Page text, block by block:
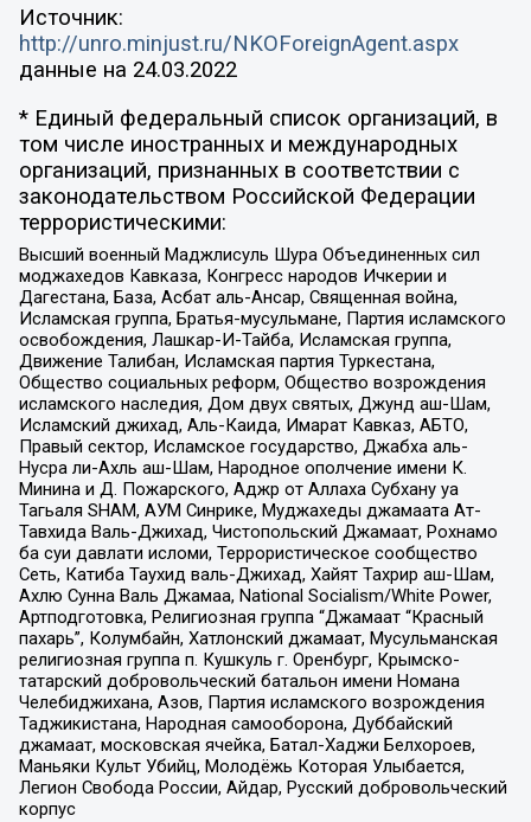
Источник:
http://unro.minjust.ru/NKOForeignAgent.aspx
данные на 24.03.2022
* Единый федеральный список организаций, в
том числе иностранных и международных
организаций, признанных в соответствии с
законодательством Российской Федерации
террористическими:
Высший военный Маджлисуль Шура Объединенных сил
моджахедов Кавказа, Конгресс народов Ичкерии и
Дагестана, База, Асбат аль-Ансар, Священная война,
Исламская группа, Братья-мусульмане, Партия исламского
освобождения, Лашкар-И-Тайба, Исламская группа,
Движение Талибан, Исламская партия Туркестана,
Общество социальных реформ, Общество возрождения
исламского наследия, Дом двух святых, Джунд аш-Шам,
Исламский джихад, Аль-Каида, Имарат Кавказ, АБТО,
Правый сектор, Исламское государство, Джабха аль-
Нусра ли-Ахль аш-Шам, Народное ополчение имени К.
Минина и Д. Пожарского, Аджр от Аллаха Субхану уа
Тагьаля SHAM, АУМ Синрике, Муджахеды джамаата Ат-
Тавхида Валь-Джихад, Чистопольский Джамаат, Рохнамо
ба суи давлати исломи, Террористическое сообщество
Сеть, Катиба Таухид валь-Джихад, Хайят Тахрир аш-Шам,
Ахлю Сунна Валь Джамаа, National Socialism/White Power,
Артподготовка, Религиозная группа “Джамаат “Красный
пахарь”, Колумбайн, Хатлонский джамаат, Мусульманская
религиозная группа п. Кушкуль г. Оренбург, Крымско-
татарский добровольческий батальон имени Номана
Челебиджихана, Азов, Партия исламского возрождения
Таджикистана, Народная самооборона, Дуббайский
джамаат, московская ячейка, Батал-Хаджи Белхороев,
Маньяки Культ Убийц, Молодёжь Которая Улыбается,
Легион Свобода России, Айдар, Русский добровольческий
корпус